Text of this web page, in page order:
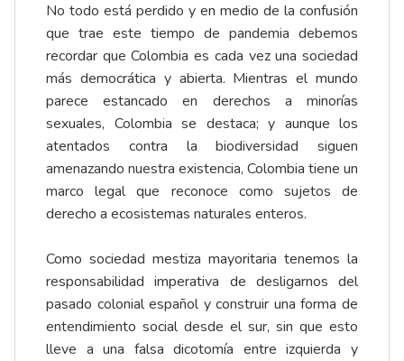
No todo está perdido y en medio de la confusión
que trae este tiempo de pandemia debemos
recordar que Colombia es cada vez una sociedad
más democrática y abierta. Mientras el mundo
parece estancado en derechos a minorías
sexuales, Colombia se destaca; y aunque los
atentados contra la biodiversidad siguen
amenazando nuestra existencia, Colombia tiene un
marco legal que reconoce como sujetos de
derecho a ecosistemas naturales enteros.
Como sociedad mestiza mayoritaria tenemos la
responsabilidad imperativa de desligarnos del
pasado colonial español y construir una forma de
entendimiento social desde el sur, sin que esto
lleve a una falsa dicotomía entre izquierda y